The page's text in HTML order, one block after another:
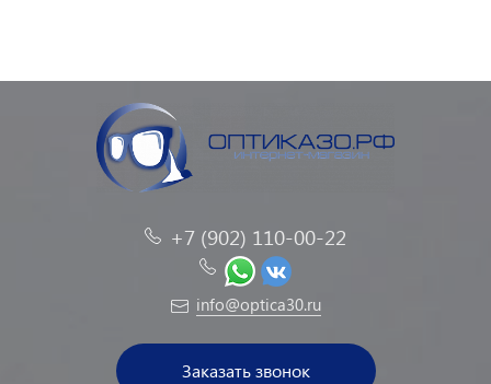
+7 (902) 110-00-22
info@optica30.ru
Заказать звонок